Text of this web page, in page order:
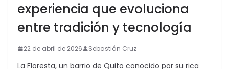
experiencia que evoluciona
entre tradición y tecnología
22 de abril de 2026 Sebastián Cruz
La Floresta, un barrio de Quito conocido por su rica